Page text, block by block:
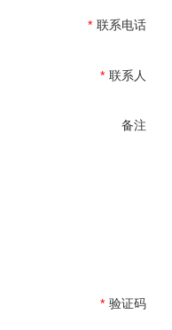
* 联系电话
* 联系人
备注
* 验证码